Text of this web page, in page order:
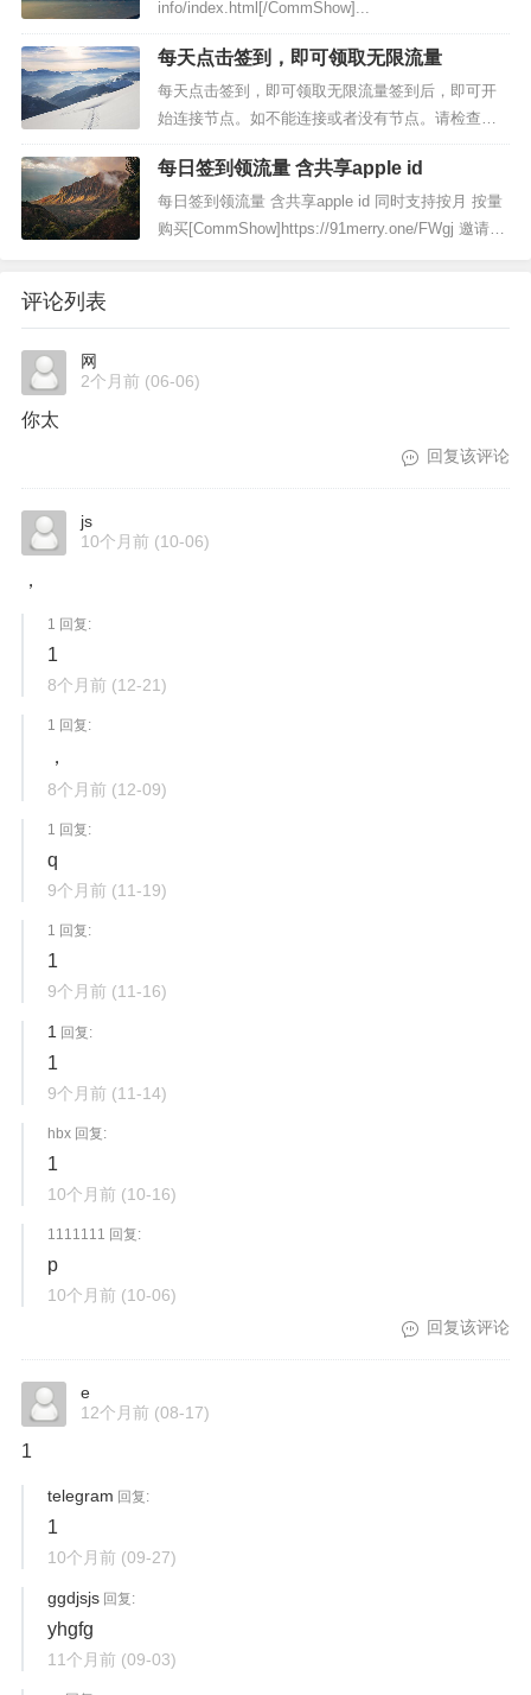
info/index.html[/CommShow]...
每天点击签到，即可领取无限流量
每天点击签到，即可领取无限流量签到后，即可开
始连接节点。如不能连接或者没有节点。请检查是
否签到无限流量享受20Mbps速率约等于2.5MB/s如
需更高速率，可以前往升级套餐查看详情注册地
址：》》》前往《《《...
每日签到领流量 含共享apple id
每日签到领流量 含共享apple id 同时支持按月 按量
购买[CommShow]https://91merry.one/FWgj 邀请
评论列表
网
2个月前 (06-06)
你太
回复该评论
js
10个月前 (10-06)
，
1 回复:
1
8个月前 (12-21)
1 回复:
，
8个月前 (12-09)
1 回复:
q
9个月前 (11-19)
1 回复:
1
9个月前 (11-16)
1 回复:
1
9个月前 (11-14)
hbx 回复:
1
10个月前 (10-16)
1111111 回复:
p
10个月前 (10-06)
回复该评论
e
12个月前 (08-17)
1
telegram 回复:
1
10个月前 (09-27)
ggdjsjs 回复:
yhgfg
11个月前 (09-03)